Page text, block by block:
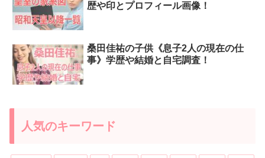
歴や印とプロフィール画像！
桑田佳祐の子供《息子2人の現在の仕
事》学歴や結婚と自宅調査！
人気のキーワード